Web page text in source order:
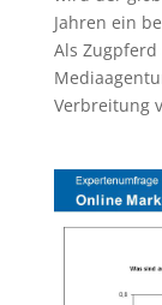
Jahren ein
Als
Verbreitung